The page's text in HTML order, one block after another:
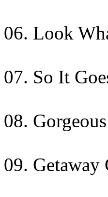
06. Look
07. So It
08.
09.